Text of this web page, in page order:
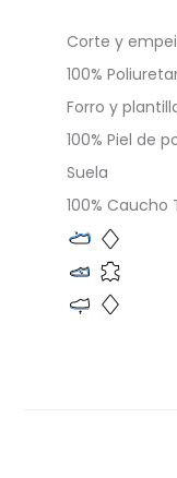
Corte y
100%
Forro y
100% Piel de
Suela
100%